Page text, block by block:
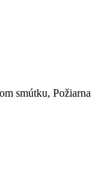
smútku, Požiarna